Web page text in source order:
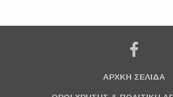
ΑΡΧΚΗ ΣΕΛΙΔΑ